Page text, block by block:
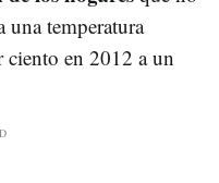
una temperatura
ciento en 2012 a un